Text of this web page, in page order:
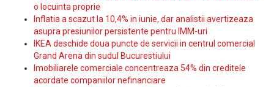
o locuinta proprie
Inflatia a scazut la 10,4% in iunie, dar analistii avertizeaza
asupra presiunilor persistente pentru IMM-uri
IKEA deschide doua puncte de servicii in centrul comercial
Grand Arena din sudul Bucurestiului
Imobiliarele comerciale concentreaza 54% din creditele
acordate companiilor nefinanciare